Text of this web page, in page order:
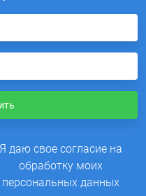
Я даю свое согласие на
обработку моих
персональных данных